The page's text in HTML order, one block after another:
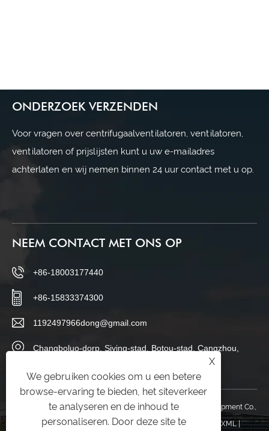
ONDERZOEK VERZENDEN
Voor vragen over centrifugaalventilatoren, ventilatoren,
ventilatoren of prijslijsten kunt u uw e-mailadres
achterlaten en wij nemen binnen 24 uur contact met u op.
NEEM CONTACT MET ONS OP
+86-18003177440
+86-15833374300
1192497966dong@gmail.com
Changboluo-dorp, Siying-stad, Botou-stad, Cangzhou,
Copyright © 2025 Hebei Ketong Environmental Protection Equipment Co.,
Ltd. Alle rechten voorbehouden.Links |Sitemap XML|
X
We gebruiken cookies om u een betere
browse-ervaring te bieden, het siteverkeer
te analyseren en de inhoud te
personaliseren. Door deze site te